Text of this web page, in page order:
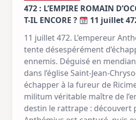
472 : L’EMPIRE ROMAIN
T-IL ENCORE ?
11 juillet
11 juillet 472. L’empereur
tente désespérément
ennemis. Déguisé en
dans l’église Saint-Jean-
échapper à la fureur de
militum véritable maître de
destin le rattrape : découvert